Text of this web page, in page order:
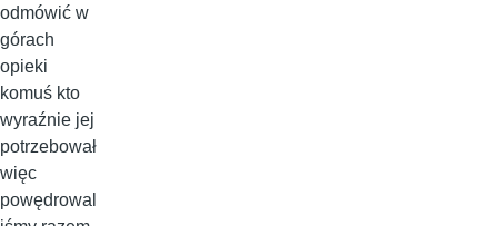
odmówić w
górach
opieki
komuś kto
wyraźnie jej
potrzebował
więc
powędrowal